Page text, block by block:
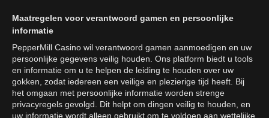
Maatregelen voor verantwoord gamen en persoonlijke
informatie
PepperMill Casino wil verantwoord gamen aanmoedigen en uw
persoonlijke gegevens veilig houden. Ons platform biedt u tools
en informatie om u te helpen de leiding te houden over uw
gokken, zodat iedereen een veilige en plezierige tijd heeft. Bij
het omgaan met persoonlijke informatie worden strenge
privacyregels gevolgd. Dit helpt om dingen veilig te houden, en
uw informatie wordt alleen gebruikt om te voldoen aan wettelijke